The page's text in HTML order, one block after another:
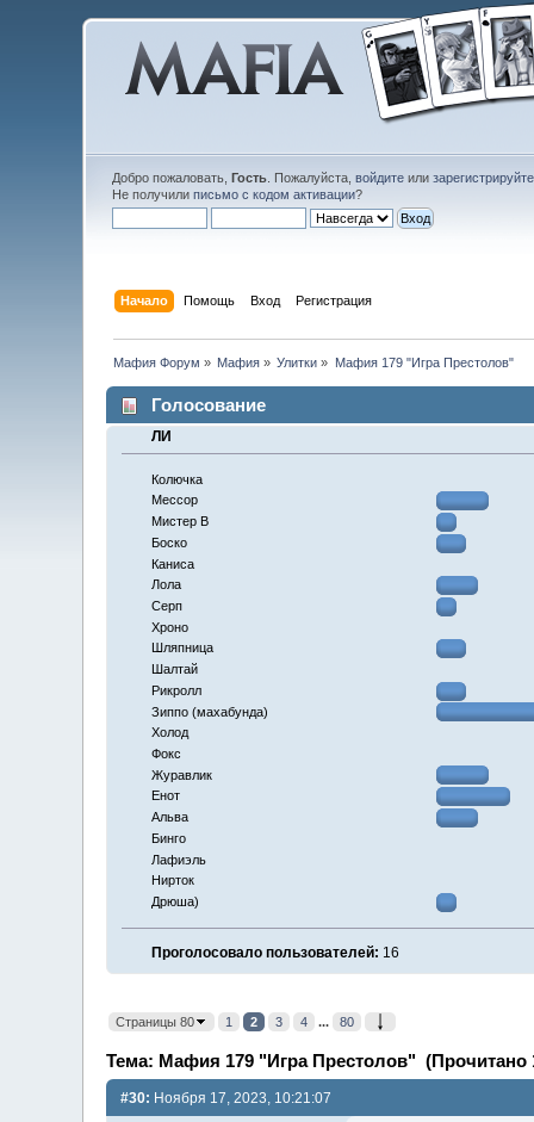
Добро пожаловать, Гость. Пожалуйста, войдитеили
Не получили письмо с кодом активации?
Начало Помощь Вход Регистрация
Мафия Форум » Мафия » Улитки » Мафия 179 "Игра Престолов"
Голосование
ЛИ
Колючка
Мессор
Мистер В
Боско
Каниса
Лола
Серп
Хроно
Шляпница
Шалтай
Рикролл
Зиппо (махабунда)
Холод
Фокс
Журавлик
Енот
Альва
Бинго
Лафиэль
Нирток
Дрюша)
Проголосовало пользователей: 16
Страницы 80 1 2 3 4 ... 80
Тема: Мафия 179 "Игра Престолов" (Прочитано
#30: Ноября 17, 2023, 10:21:07